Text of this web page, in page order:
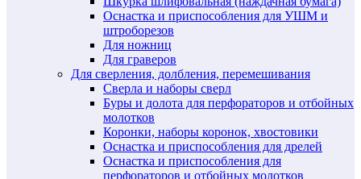
Оснастка и приспособления для УШМ и
штроборезов
Для ножниц
Для граверов
Для сверления, долбления, перемешивания
Сверла и наборы сверл
Буры и долота для перфораторов и отбойных
молотков
Коронки, наборы коронок, хвостовики
Оснастка и приспособления для дрелей
Оснастка и приспособления для
перфораторов и отбойных молотков